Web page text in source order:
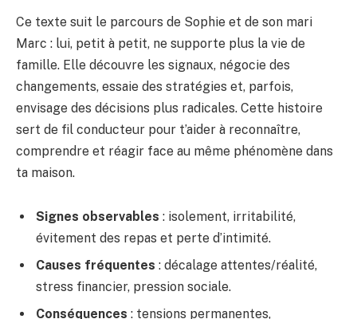
Ce texte suit le parcours de Sophie et de son mari
Marc : lui, petit à petit, ne supporte plus la vie de
famille. Elle découvre les signaux, négocie des
changements, essaie des stratégies et, parfois,
envisage des décisions plus radicales. Cette histoire
sert de fil conducteur pour t’aider à reconnaître,
comprendre et réagir face au même phénomène dans
ta maison.
Signes observables : isolement, irritabilité,
évitement des repas et perte d’intimité.
Causes fréquentes : décalage attentes/réalité,
stress financier, pression sociale.
Conséquences : tensions permanentes,